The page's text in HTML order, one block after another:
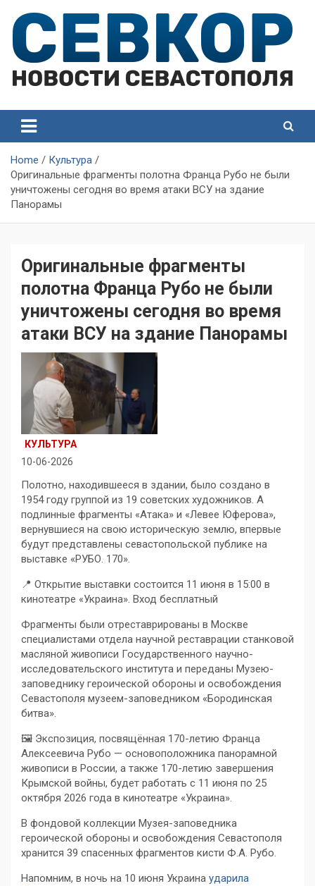
content
Севастополя
Севастополя
Home
Культура
Оригинальные фрагменты полотна Франца Рубо не были
уничтожены сегодня во время атаки ВСУ на здание
Панорамы
Оригинальные фрагменты
полотна Франца Рубо не были
уничтожены сегодня во время
атаки ВСУ на здание Панорамы
КУЛЬТУРА
10-06-2026
Полотно, находившееся в здании, было создано в
1954 году группой из 19 советских художников. А
подлинные фрагменты «Атака» и «Левее Юферова»,
вернувшиеся на свою историческую землю, впервые
будут представлены севастопольской публике на
выставке «РУБО. 170».
📍 Открытие выставки состоится 11 июня в 15:00 в
кинотеатре «Украина». Вход бесплатный
Фрагменты были отреставрированы в Москве
специалистами отдела научной реставрации станковой
масляной живописи Государственного научно-
исследовательского института и переданы Музею-
заповеднику героической обороны и освобождения
Севастополя музеем-заповедником «Бородинская
битва».
🖼 Экспозиция, посвящённая 170-летию Франца
Алексеевича Рубо — основоположника панорамной
живописи в России, а также 170-летию завершения
Крымской войны, будет работать с 11 июня по 25
октября 2026 года в кинотеатре «Украина».
В фондовой коллекции Музея-заповедника
героической обороны и освобождения Севастополя
хранится 39 спасенных фрагментов кисти Ф.А. Рубо.
Напомним, в ночь на 10 июня Украина ударила